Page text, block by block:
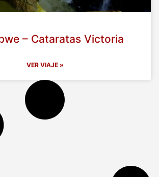
– Cataratas Victoria
VER VIAJE »